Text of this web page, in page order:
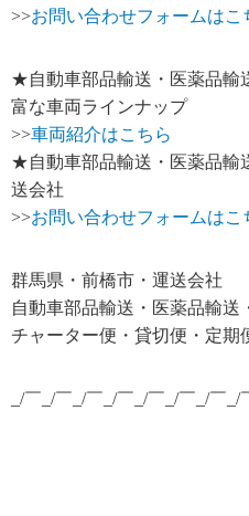
>>お問い合わせフォームはこ
★自動車部品輸送・医薬品輸
富な車両ラインナップ
>>車両紹介はこちら
★自動車部品輸送・医薬品輸
送会社
>>お問い合わせフォームはこ
群馬県・前橋市・運送会社
自動車部品輸送・医薬品輸送
チャーター便・貸切便・定期
_/￣_/￣_/￣_/￣_/￣_/￣_/￣